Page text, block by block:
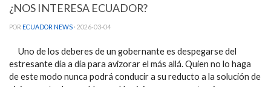
¿NOS INTERESA ECUADOR?
POR ECUADOR NEWS · 2026-03-04
Uno de los deberes de un gobernante es despegarse del
estresante día a día para avizorar el más allá. Quien no lo haga
de este modo nunca podrá conducir a su reducto a la solución de